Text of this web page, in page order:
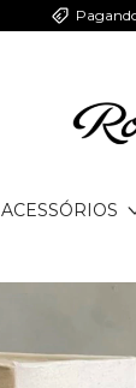
ACESSÓRIOS